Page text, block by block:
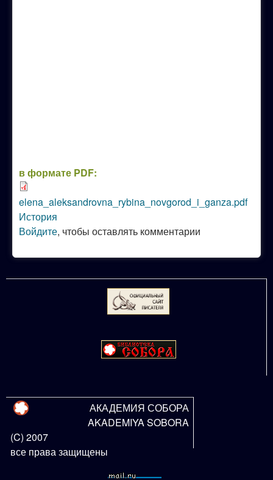
в формате PDF:
elena_aleksandrovna_rybina_novgorod_i_ganza.pdf
История
Войдите, чтобы оставлять комментарии
АКАДЕМИЯ СОБОРА
AKADEMIYA SOBORA
(C) 2007
все права защищены